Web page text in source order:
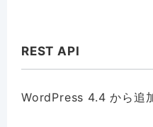
REST API
WordPress 4.4 から追